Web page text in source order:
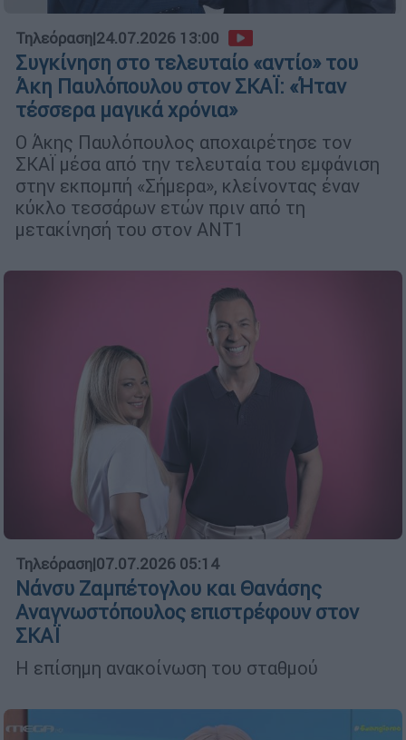
Τηλεόραση|24.07.2026 13:00
Συγκίνηση στο τελευταίο «αντίο» του
Άκη Παυλόπουλου στον ΣΚΑΪ: «Ήταν
τέσσερα μαγικά χρόνια»
Ο Άκης Παυλόπουλος αποχαιρέτησε τον
ΣΚΑΪ μέσα από την τελευταία του εμφάνιση
στην εκπομπή «Σήμερα», κλείνοντας έναν
κύκλο τεσσάρων ετών πριν από τη
μετακίνησή του στον ΑΝΤ1
Τηλεόραση|07.07.2026 05:14
Νάνσυ Ζαμπέτογλου και Θανάσης
Αναγνωστόπουλος επιστρέφουν στον
ΣΚΑΪ
Η επίσημη ανακοίνωση του σταθμού